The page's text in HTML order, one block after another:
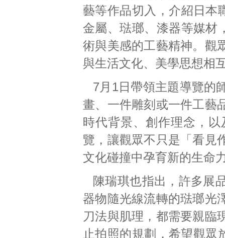
藝等作品切入，介紹日本
金屬、琺瑯、漆器等媒材
術與美感的工藝精神。觀
與生活文化、美學思想相
7月1日帶領主題導覽的
畫、一件雕刻或一件工藝
時代背景、創作理念，
覽，讓觀眾不只是「看見
文化碰撞中孕育新的生命
陳瑞琪也指出，許多展
器物隨光線流轉的琺瑯光
刀法與肌理，都需要親臨
止拍照的規劃，希望觀眾